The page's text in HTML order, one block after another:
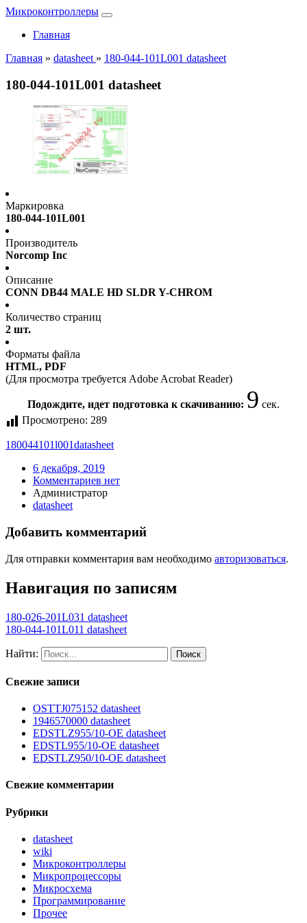
Микроконтроллеры
Главная
Главная » datasheet » 180-044-101L001 datasheet
180-044-101L001 datasheet
Маркировка
180-044-101L001
Производитель
Norcomp Inc
Описание
CONN DB44 MALE HD SLDR Y-CHROM
Количество страниц
2 шт.
Форматы файла
HTML, PDF
(Для просмотра требуется Adobe Acrobat Reader)
Подождите, идет подготовка к скачиванию: 9 сек.
Просмотрено: 289
180044101l001datasheet
6 декабря, 2019
Комментариев нет
Администратор
datasheet
Добавить комментарий
Для отправки комментария вам необходимо авторизоваться.
Навигация по записям
180-026-201L031 datasheet
180-044-101L011 datasheet
Найти:
Свежие записи
OSTTJ075152 datasheet
1946570000 datasheet
EDSTLZ955/10-OE datasheet
EDSTL955/10-OE datasheet
EDSTLZ950/10-OE datasheet
Свежие комментарии
Рубрики
datasheet
wiki
Микроконтроллеры
Микропроцессоры
Микросхема
Программирование
Прочее